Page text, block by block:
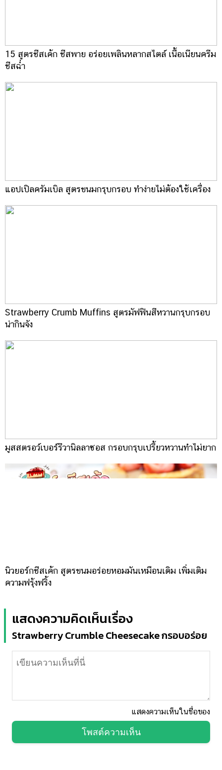
15 สูตรชีสเค้ก ชีสพาย อร่อยเพลินหลากสไตล์ เนื้อเนียนครีม
ชีสฉ่ำ
แอปเปิลครัมเบิล สูตรขนมกรุบกรอบ ทำง่ายไม่ต้องใช้เครื่อง
Strawberry Crumb Muffins สูตรมัฟฟินสีหวานกรุบกรอบ
น่ากินจัง
มูสสตรอว์เบอร์รีวานิลลาซอส กรอบกรุบเปรี้ยวหวานทำไม่ยาก
นิวยอร์กชีสเค้ก สูตรขนมอร่อยหอมมันเหมือนเดิม เพิ่มเติม
ความฟรุ้งฟริ้ง
แสดงความคิดเห็นเรื่อง
Strawberry Crumble Cheesecake กรอบอร่อย
แสดงความเห็นในชื่อของ
โพสต์ความเห็น